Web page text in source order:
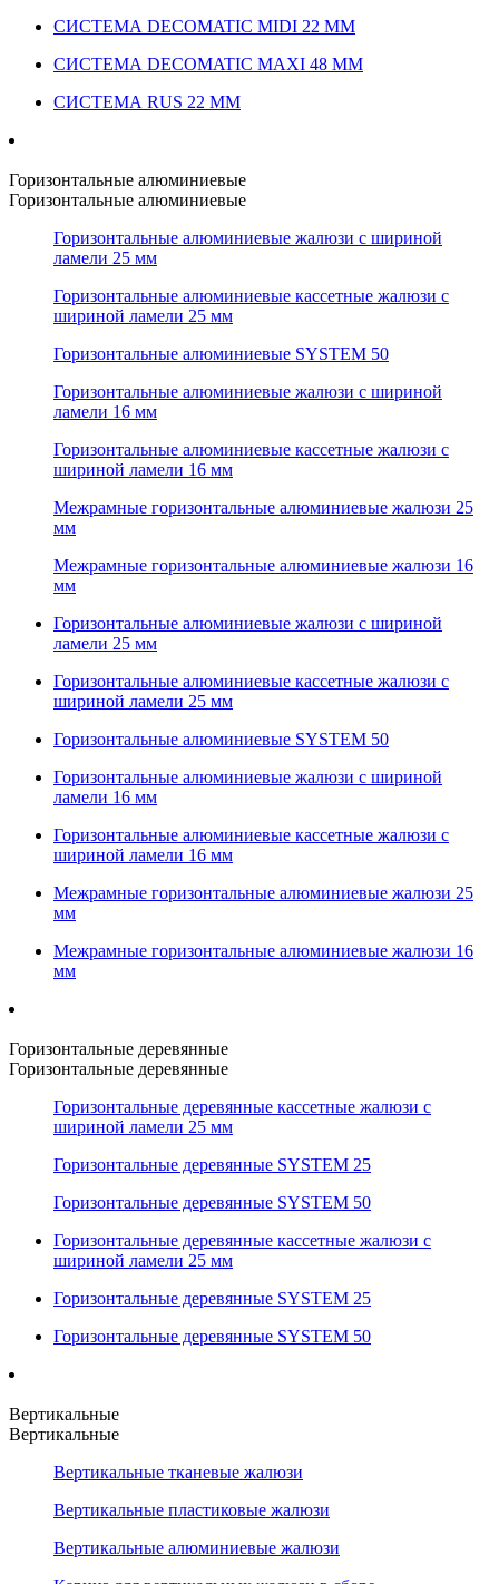
СИСТЕМА DECOMATIC MIDI 22 ММ
СИСТЕМА DECOMATIC MAXI 48 ММ
СИСТЕМА RUS 22 ММ
Горизонтальные алюминиевые
Горизонтальные алюминиевые
Горизонтальные алюминиевые жалюзи с шириной
ламели 25 мм
Горизонтальные алюминиевые кассетные жалюзи с
шириной ламели 25 мм
Горизонтальные алюминиевые SYSTEM 50
Горизонтальные алюминиевые жалюзи с шириной
ламели 16 мм
Горизонтальные алюминиевые кассетные жалюзи с
шириной ламели 16 мм
Межрамные горизонтальные алюминиевые жалюзи 25
мм
Межрамные горизонтальные алюминиевые жалюзи 16
мм
Горизонтальные алюминиевые жалюзи с шириной
ламели 25 мм
Горизонтальные алюминиевые кассетные жалюзи с
шириной ламели 25 мм
Горизонтальные алюминиевые SYSTEM 50
Горизонтальные алюминиевые жалюзи с шириной
ламели 16 мм
Горизонтальные алюминиевые кассетные жалюзи с
шириной ламели 16 мм
Межрамные горизонтальные алюминиевые жалюзи 25
мм
Межрамные горизонтальные алюминиевые жалюзи 16
мм
Горизонтальные деревянные
Горизонтальные деревянные
Горизонтальные деревянные кассетные жалюзи с
шириной ламели 25 мм
Горизонтальные деревянные SYSTEM 25
Горизонтальные деревянные SYSTEM 50
Горизонтальные деревянные кассетные жалюзи с
шириной ламели 25 мм
Горизонтальные деревянные SYSTEM 25
Горизонтальные деревянные SYSTEM 50
Вертикальные
Вертикальные
Вертикальные тканевые жалюзи
Вертикальные пластиковые жалюзи
Вертикальные алюминиевые жалюзи